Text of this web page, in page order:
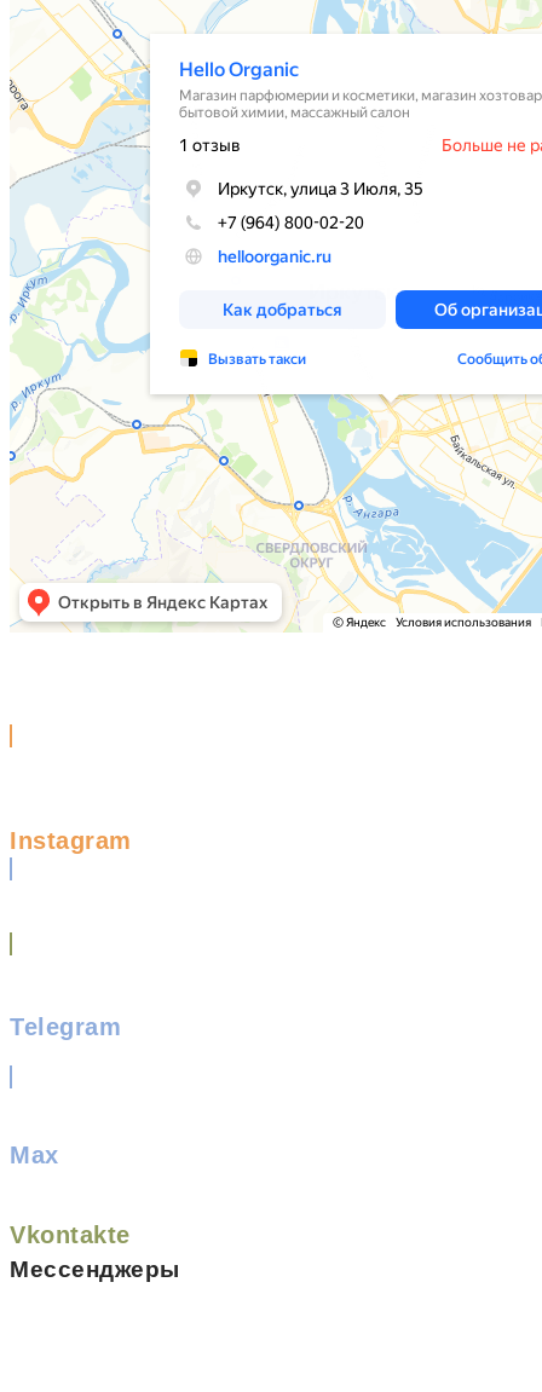
Instagram
Telegram
Max
Vkontakte
Мессенджеры